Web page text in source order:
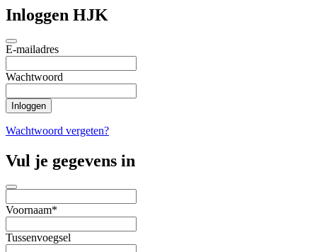
Inloggen HJK
E-mailadres
Wachtwoord
Wachtwoord vergeten?
Vul je gegevens in
Voornaam*
Tussenvoegsel